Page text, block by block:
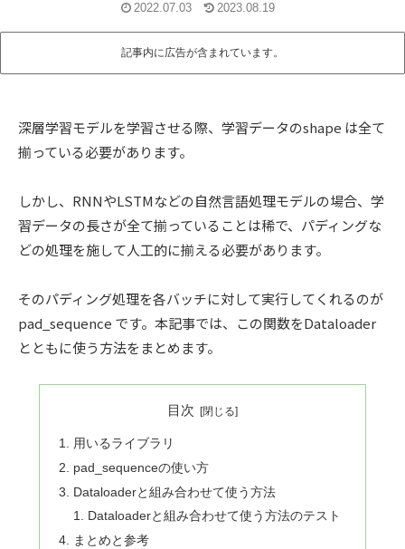
2022.07.03 2023.08.19
記事内に広告が含まれています。
深層学習モデルを学習させる際、学習データのshape は全て
揃っている必要があります。
しかし、RNNやLSTMなどの自然言語処理モデルの場合、学
習データの長さが全て揃っていることは稀で、パディングな
どの処理を施して人工的に揃える必要があります。
そのパディング処理を各バッチに対して実行してくれるのが
pad_sequence です。本記事では、この関数をDataloader
とともに使う方法をまとめます。
目次
用いるライブラリ
pad_sequenceの使い方
Dataloaderと組み合わせて使う方法
Dataloaderと組み合わせて使う方法のテスト
まとめと参考